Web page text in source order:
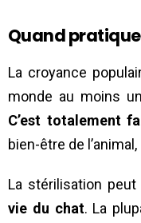
Quand
La croyance
monde au moins
C’est totalement
bien-être de
La stérilisation
vie du chat. La